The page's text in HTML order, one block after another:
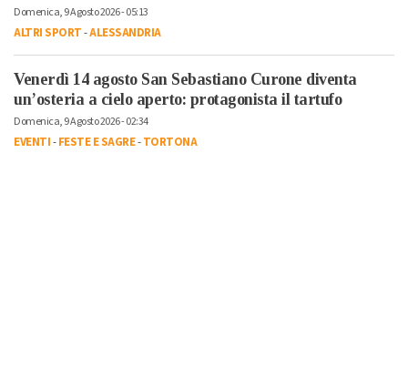
Domenica, 9 Agosto 2026 - 05:13
ALTRI SPORT-ALESSANDRIA
Venerdì 14 agosto San Sebastiano Curone diventa
un’osteria a cielo aperto: protagonista il tartufo
Domenica, 9 Agosto 2026 - 02:34
EVENTI-FESTE E SAGRE-TORTONA